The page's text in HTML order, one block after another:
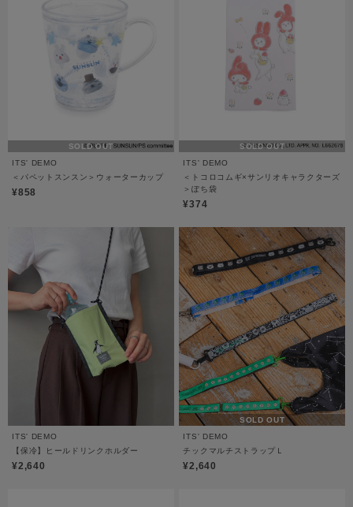
SOLD OUT
ITS' DEMO
＜パペットスンスン＞ウォーターカップ
¥858
SOLD OUT
ITS' DEMO
＜トコロコムギ×サンリオキャラクターズ
＞ぽち袋
¥374
ITS' DEMO
【保冷】ヒールドリンクホルダー
¥2,640
SOLD OUT
ITS' DEMO
チックマルチストラップＬ
¥2,640